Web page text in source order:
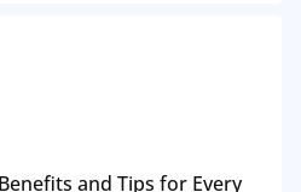
and Tips for Every